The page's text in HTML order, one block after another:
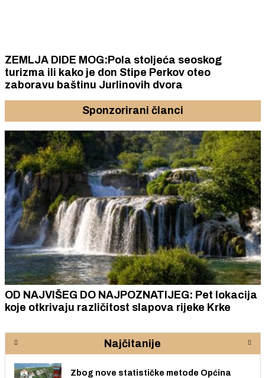
ZEMLJA DIDE MOG:Pola stoljeća seoskog
turizma ili kako je don Stipe Perkov oteo
zaboravu baštinu Jurlinovih dvora
Sponzorirani članci
OD NAJVIŠEG DO NAJPOZNATIJEG: Pet lokacija
koje otkrivaju različitost slapova rijeke Krke
Najčitanije
Zbog nove statističke metode Općina